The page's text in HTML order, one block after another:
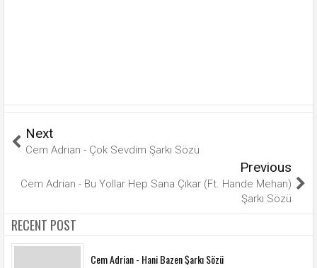
Next
Cem Adrian - Çok Sevdim Şarkı Sözü
Previous
Cem Adrian - Bu Yollar Hep Sana Çıkar (Ft. Hande Mehan)
Şarkı Sözü
RECENT POST
Cem Adrian - Hani Bazen Şarkı Sözü